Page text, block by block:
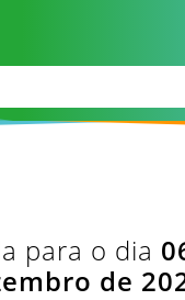
para o dia
de